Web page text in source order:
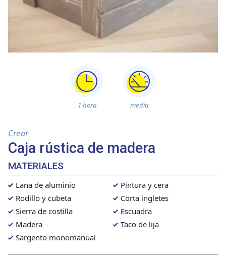
1 hora media
Crear
Caja rústica de madera
MATERIALES
Lana de aluminio
Pintura y cera
Rodillo y cubeta
Corta ingletes
Sierra de costilla
Escuadra
Madera
Taco de lija
Sargento monomanual